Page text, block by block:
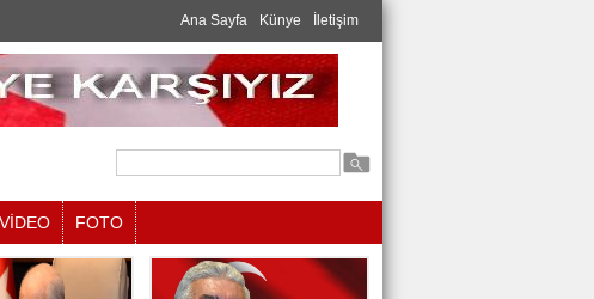
Ana Sayfa Künye İletişim
VİDEO FOTO